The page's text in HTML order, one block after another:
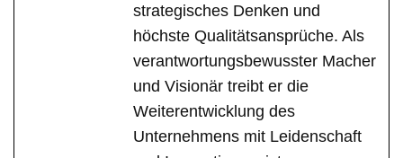
strategisches Denken und
höchste Qualitätsansprüche. Als
verantwortungsbewusster Macher
und Visionär treibt er die
Weiterentwicklung des
Unternehmens mit Leidenschaft